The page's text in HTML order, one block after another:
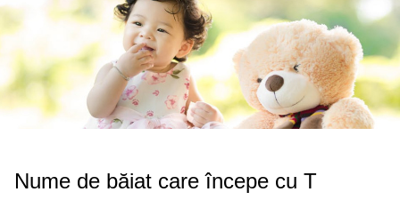
Nume de băiat care începe cu T